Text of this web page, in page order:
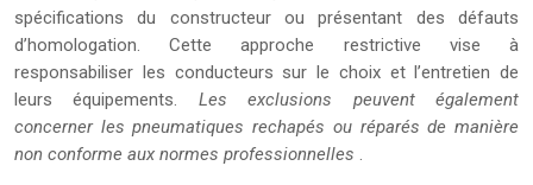
spécifications du constructeur ou présentant des défauts
d’homologation. Cette approche restrictive vise à
responsabiliser les conducteurs sur le choix et l’entretien de
leurs équipements. Les exclusions peuvent également
concerner les pneumatiques rechapés ou réparés de manière
non conforme aux normes professionnelles .